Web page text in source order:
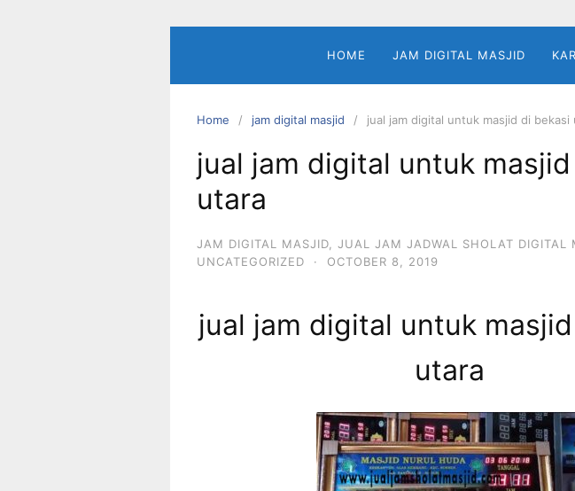
HOME JAM DIGITAL MASJID
Home jam digital masjid jual jam digital untuk masjid di bekasi
jual jam digital untuk
utara
JAM DIGITAL MASJID JUAL JAM JADWAL SHOLAT DIGITAL
UNCATEGORIZED
· OCTOBER 8, 2019
jual jam digital untuk
utara